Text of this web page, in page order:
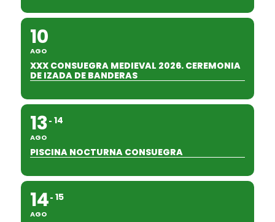
10
AGO
XXX CONSUEGRA MEDIEVAL 2026. CEREMONIA
DE IZADA DE BANDERAS
13
AGO
14
PISCINA NOCTURNA CONSUEGRA
14
AGO
15